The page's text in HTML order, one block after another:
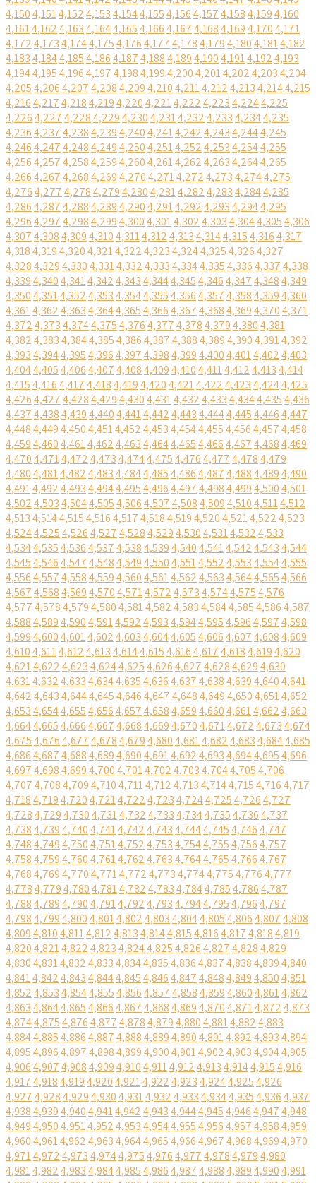
4,1504,1514,1524,1534,1544,1554,1564,1574,1584,1594,160
4,1614,1624,1634,1644,1654,1664,1674,1684,1694,1704,171
4,1724,1734,1744,1754,1764,1774,1784,1794,1804,1814,182
4,1834,1844,1854,1864,1874,1884,1894,1904,1914,1924,193
4,1944,1954,1964,1974,1984,1994,2004,2014,2024,2034,204
4,2054,2064,2074,2084,2094,2104,2114,2124,2134,2144,215
4,2164,2174,2184,2194,2204,2214,2224,2234,2244,225
4,2264,2274,2284,2294,2304,2314,2324,2334,2344,235
4,2364,2374,2384,2394,2404,2414,2424,2434,2444,245
4,2464,2474,2484,2494,2504,2514,2524,2534,2544,255
4,2564,2574,2584,2594,2604,2614,2624,2634,2644,265
4,2664,2674,2684,2694,2704,2714,2724,2734,2744,275
4,2764,2774,2784,2794,2804,2814,2824,2834,2844,285
4,2864,2874,2884,2894,2904,2914,2924,2934,2944,295
4,2964,2974,2984,2994,3004,3014,3024,3034,3044,3054,306
4,3074,3084,3094,3104,3114,3124,3134,3144,3154,3164,317
4,3184,3194,3204,3214,3224,3234,3244,3254,3264,327
4,3284,3294,3304,3314,3324,3334,3344,3354,3364,3374,338
4,3394,3404,3414,3424,3434,3444,3454,3464,3474,3484,349
4,3504,3514,3524,3534,3544,3554,3564,3574,3584,3594,360
4,3614,3624,3634,3644,3654,3664,3674,3684,3694,3704,371
4,3724,3734,3744,3754,3764,3774,3784,3794,3804,381
4,3824,3834,3844,3854,3864,3874,3884,3894,3904,3914,392
4,3934,3944,3954,3964,3974,3984,3994,4004,4014,4024,403
4,4044,4054,4064,4074,4084,4094,4104,4114,4124,4134,414
4,4154,4164,4174,4184,4194,4204,4214,4224,4234,4244,425
4,4264,4274,4284,4294,4304,4314,4324,4334,4344,4354,436
4,4374,4384,4394,4404,4414,4424,4434,4444,4454,4464,447
4,4484,4494,4504,4514,4524,4534,4544,4554,4564,4574,458
4,4594,4604,4614,4624,4634,4644,4654,4664,4674,4684,469
4,4704,4714,4724,4734,4744,4754,4764,4774,4784,479
4,4804,4814,4824,4834,4844,4854,4864,4874,4884,4894,490
4,4914,4924,4934,4944,4954,4964,4974,4984,4994,5004,501
4,5024,5034,5044,5054,5064,5074,5084,5094,5104,5114,512
4,5134,5144,5154,5164,5174,5184,5194,5204,5214,5224,523
4,5244,5254,5264,5274,5284,5294,5304,5314,5324,533
4,5344,5354,5364,5374,5384,5394,5404,5414,5424,5434,544
4,5454,5464,5474,5484,5494,5504,5514,5524,5534,5544,555
4,5564,5574,5584,5594,5604,5614,5624,5634,5644,5654,566
4,5674,5684,5694,5704,5714,5724,5734,5744,5754,576
4,5774,5784,5794,5804,5814,5824,5834,5844,5854,5864,587
4,5884,5894,5904,5914,5924,5934,5944,5954,5964,5974,598
4,5994,6004,6014,6024,6034,6044,6054,6064,6074,6084,609
4,6104,6114,6124,6134,6144,6154,6164,6174,6184,6194,620
4,6214,6224,6234,6244,6254,6264,6274,6284,6294,630
4,6314,6324,6334,6344,6354,6364,6374,6384,6394,6404,641
4,6424,6434,6444,6454,6464,6474,6484,6494,6504,6514,652
4,6534,6544,6554,6564,6574,6584,6594,6604,6614,6624,663
4,6644,6654,6664,6674,6684,6694,6704,6714,6724,6734,674
4,6754,6764,6774,6784,6794,6804,6814,6824,6834,6844,685
4,6864,6874,6884,6894,6904,6914,6924,6934,6944,6954,696
4,6974,6984,6994,7004,7014,7024,7034,7044,7054,706
4,7074,7084,7094,7104,7114,7124,7134,7144,7154,7164,717
4,7184,7194,7204,7214,7224,7234,7244,7254,7264,727
4,7284,7294,7304,7314,7324,7334,7344,7354,7364,737
4,7384,7394,7404,7414,7424,7434,7444,7454,7464,747
4,7484,7494,7504,7514,7524,7534,7544,7554,7564,757
4,7584,7594,7604,7614,7624,7634,7644,7654,7664,767
4,7684,7694,7704,7714,7724,7734,7744,7754,7764,777
4,7784,7794,7804,7814,7824,7834,7844,7854,7864,787
4,7884,7894,7904,7914,7924,7934,7944,7954,7964,797
4,7984,7994,8004,8014,8024,8034,8044,8054,8064,8074,808
4,8094,8104,8114,8124,8134,8144,8154,8164,8174,8184,819
4,8204,8214,8224,8234,8244,8254,8264,8274,8284,829
4,8304,8314,8324,8334,8344,8354,8364,8374,8384,8394,840
4,8414,8424,8434,8444,8454,8464,8474,8484,8494,8504,851
4,8524,8534,8544,8554,8564,8574,8584,8594,8604,8614,862
4,8634,8644,8654,8664,8674,8684,8694,8704,8714,8724,873
4,8744,8754,8764,8774,8784,8794,8804,8814,8824,883
4,8844,8854,8864,8874,8884,8894,8904,8914,8924,8934,894
4,8954,8964,8974,8984,8994,9004,9014,9024,9034,9044,905
4,9064,9074,9084,9094,9104,9114,9124,9134,9144,9154,916
4,9174,9184,9194,9204,9214,9224,9234,9244,9254,926
4,9274,9284,9294,9304,9314,9324,9334,9344,9354,9364,937
4,9384,9394,9404,9414,9424,9434,9444,9454,9464,9474,948
4,9494,9504,9514,9524,9534,9544,9554,9564,9574,9584,959
4,9604,9614,9624,9634,9644,9654,9664,9674,9684,9694,970
4,9714,9724,9734,9744,9754,9764,9774,9784,9794,980
4,9814,9824,9834,9844,9854,9864,9874,9884,9894,9904,991